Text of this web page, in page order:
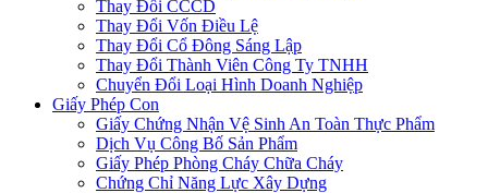
Thay Đổi CCCD
Thay Đổi Vốn Điều Lệ
Thay Đổi Cổ Đông Sáng Lập
Thay Đổi Thành Viên Công Ty TNHH
Chuyển Đổi Loại Hình Doanh Nghiệp
Giấy Phép Con
Giấy Chứng Nhận Vệ Sinh An Toàn Thực Phẩm
Dịch Vụ Công Bố Sản Phẩm
Giấy Phép Phòng Cháy Chữa Cháy
Chứng Chỉ Năng Lực Xây Dựng